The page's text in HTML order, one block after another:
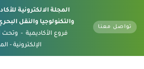
المجلة الالكترونية
والتكنولوجيا والنقل
فروع الأكاديمية -
تواصل معنا